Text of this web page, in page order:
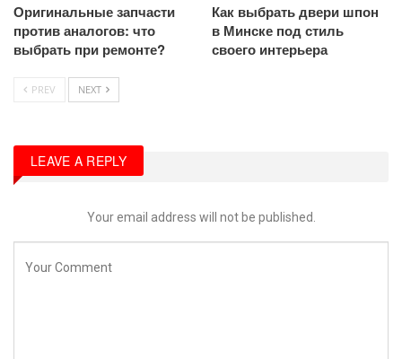
Оригинальные запчасти
против аналогов: что
выбрать при ремонте?
Как выбрать двери шпон
в Минске под стиль
своего интерьера
PREV NEXT
LEAVE A REPLY
Your email address will not be published.